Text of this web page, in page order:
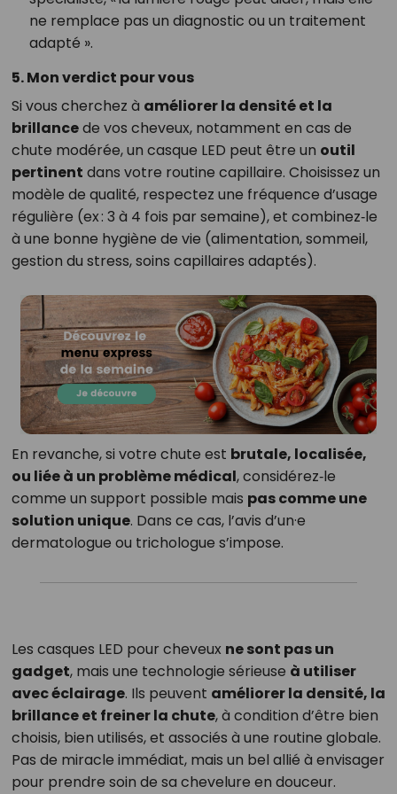
ne remplace pas un diagnostic ou un traitement
adapté ».
5. Mon verdict pour vous
Si vous cherchez à améliorer la densité et la
brillancede vos cheveux, notamment en cas de
chute modérée, un casque LED peut être un outil
pertinent dans votre routine capillaire. Choisissez un
modèle de qualité, respectez une fréquence d’usage
régulière (ex : 3 à 4 fois par semaine), et combinez‑le
à une bonne hygiène de vie (alimentation, sommeil,
gestion du stress, soins capillaires adaptés).
En revanche, si votre chute est brutale, localisée,
ou liée à un problème médical, considérez‑le
comme un support possible mais pas comme une
solution unique. Dans ce cas, l’avis d’un·e
dermatologue ou trichologue s’impose.
Les casques LED pour cheveux ne sont pas un
gadget, mais une technologie sérieuse à utiliser
avec éclairage. Ils peuvent améliorer la densité, la
brillance et freiner la chute, à condition d’être bien
choisis, bien utilisés, et associés à une routine globale.
Pas de miracle immédiat, mais un bel allié à envisager
pour prendre soin de sa chevelure en douceur.